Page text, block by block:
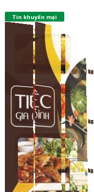
Tin khuyến mại